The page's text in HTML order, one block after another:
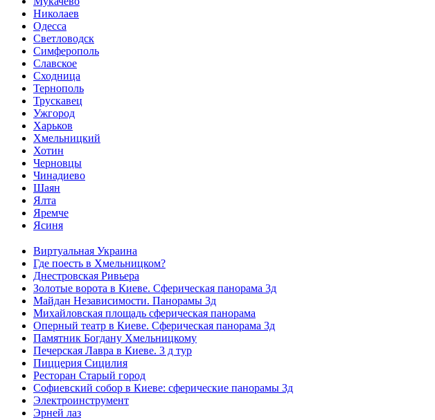
Николаев
Одесса
Светловодск
Симферополь
Славское
Сходница
Тернополь
Трускавец
Ужгород
Харьков
Хмельницкий
Хотин
Черновцы
Чинадиево
Шаян
Ялта
Яремче
Ясиня
Виртуальная Украина
Где поесть в Хмельницком?
Днестровская Ривьера
Золотые ворота в Киеве. Сферическая панорама 3д
Майдан Независимости. Панорамы 3д
Михайловская площадь сферическая панорама
Оперный театр в Киеве. Сферическая панорама 3д
Памятник Богдану Хмельницкому
Печерская Лавра в Киеве. 3 д тур
Пиццерия Сицилия
Ресторан Старый город
Софиевский собор в Киеве: сферические панорамы 3д
Электроинструмент
Эрней лаз